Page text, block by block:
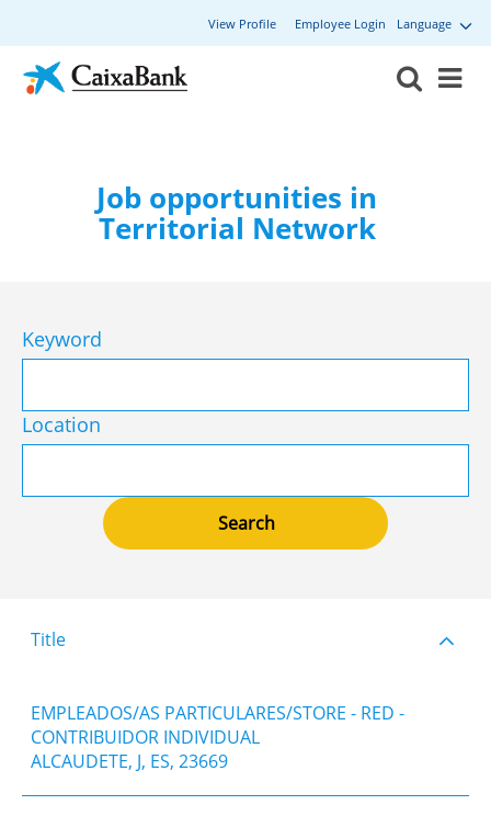
Language
View Profile Employee Login
Job opportunities in
Territorial Network
Keyword
Location
Title
EMPLEADOS/AS PARTICULARES/STORE - RED -
CONTRIBUIDOR INDIVIDUAL
ALCAUDETE, J, ES, 23669